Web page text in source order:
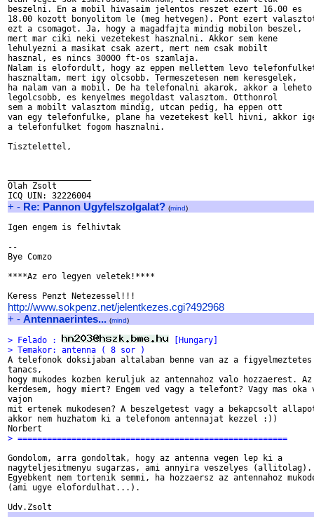
beszelni. En a mobil hivasaim jelentos reszet ezert 16.00 es
18.00 kozott bonyolitom le (meg hetvegen). Pont ezert
ezt a csomagot. Ja, hogy a magadfajta mindig mobilon beszel,
mert mar ciki neki vezetekest hasznalni. Akkor sem kene
lehulyezni a masikat csak azert, mert nem csak mobilt
hasznal, es nincs 30000 ft-os szamlaja.
Nalam is elofordult, hogy az eppen mellettem levo
hasznaltam, mert igy olcsobb. Termeszetesen nem keresgelek,
ha nalam van a mobil. De ha telefonalni akarok, akkor a leheto
legolcsobb, es kenyelmes megoldast valasztom. Otthonrol
sem a mobilt valasztom mindig, utcan pedig, ha eppen ott
van egy telefonfulke, plane ha vezetekest kell hivni, akkor
a telefonfulket fogom hasznalni.
Tisztelettel,
Olah Zsolt
+ - Re: Pannon Ugyfelszolgalat? (mind)
Igen engem is felhivtak
--
Bye Comzo
****Az ero legyen veletek!****
http://www.sokpenz.net/jelentkezes.cgi?492968
+ - Antennaerintes... (mind)
> Felado :
[Hungary]
> Temakor: antenna ( 8 sor )
A telefonok doksijaban altalaban benne van az a figyelmeztetes
tanacs,
hogy mukodes kozben keruljuk az antennahoz valo hozzaerest.
kerdesem, hogy miert? Engem ved vagy a telefont? Vagy mas oka
vajon
mit ertenek mukodesen? A beszelgetest vagy a bekapcsolt
akkor nem huzhatom ki a telefonom antennajat kezzel :))
> =======================================================
Gondolom, arra gondoltak, hogy az antenna vegen lep ki a
nagyteljesitmenyu sugarzas, ami annyira veszelyes (allitolag).
Egyebkent nem tortenik semmi, ha hozzaersz az antennahoz
(ami ugye elofordulhat...).